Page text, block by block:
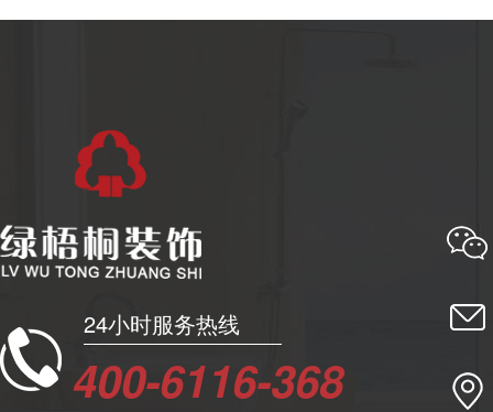
24小时服务热线
400-6116-368